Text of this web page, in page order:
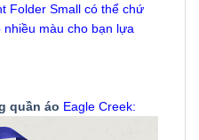
Folder Small có thể chứ
màu cho bạn lựa
quần áo Eagle Creek: